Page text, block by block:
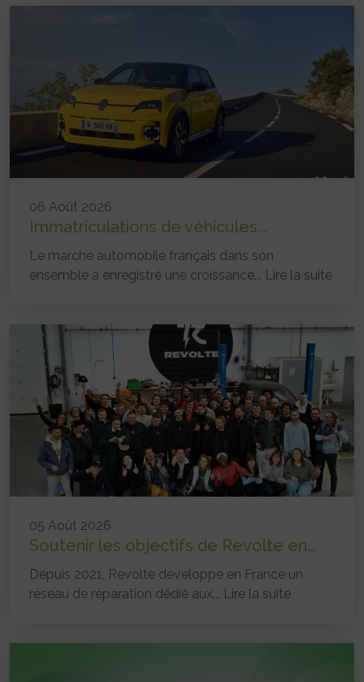
06 Août 2026
Immatriculations de véhicules...
Le marché automobile français dans son
ensemble a enregistré une croissance... Lire la suite
05 Août 2026
Soutenir les objectifs de Revolte en...
Depuis 2021, Revolte développe en France un
réseau de réparation dédié aux... Lire la suite